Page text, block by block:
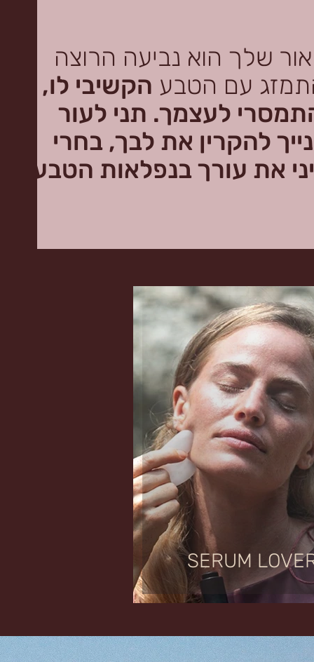
שלך הוא נביעה הרוצה
עם הטבע הקשיבי לו,
לעצמך. תני לעור
להקרין את לבך, בחרי
את עורך בנפלאות הטבע
SERUM